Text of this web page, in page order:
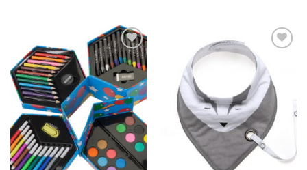
Add to
wishlist
Add to
wishlist